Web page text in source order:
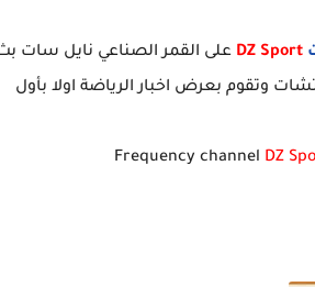
على القمر الصناعي نايل سات
وتقوم بعرض اخبار الرياضة اولا بأول
DZ